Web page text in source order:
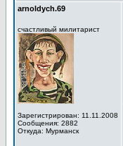
arnoldych.69
счастливый милитарист
Зарегистрирован: 11.11.2008
Сообщения: 2882
Откуда: Мурманск